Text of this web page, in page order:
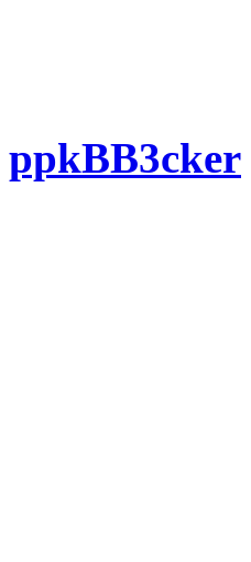
ppkBB3cker